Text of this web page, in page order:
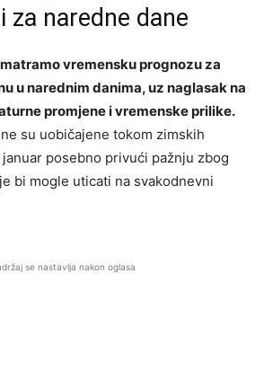
za naredne dane
vremensku prognozu za
u narednim danima, uz naglasak na
promjene i vremenske prilike.
su uobičajene tokom zimskih
posebno privući pažnju zbog
bi mogle uticati na svakodnevni
se nastavlja nakon oglasa